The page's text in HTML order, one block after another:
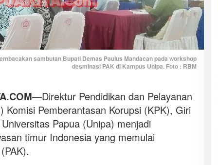
sambutan Bupati Demas Paulus Mandacan pada workshop
desminasi PAK di Kampus Unipa. Foto : RBM
—Direktur Pendidikan dan Pelayanan
Komisi Pemberantasan Korupsi (KPK), Giri
Papua (Unipa) menjadi
timur Indonesia yang memulai